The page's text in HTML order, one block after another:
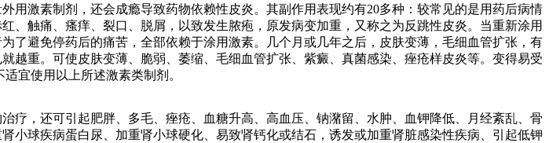
激素制剂，还会成瘾导致药物依赖性皮炎。其副作用表现约有20多种：较常见的是用药后病情
触痛、瘙痒、裂口、脱屑，以致发生脓疱，原发病变加重，又称之为反跳性皮炎。当重新涂用
了避免停药后的痛苦，全部依赖于涂用激素。几个月或几年之后，皮肤变薄，毛细血管扩张，有
越重。可使皮肤变薄、脆弱、萎缩、毛细血管扩张、紫癜、真菌感染、痤疮样皮炎等。变得易受
宜使用以上所述激素类制剂。
，还可引起肥胖、多毛、痤疮、血糖升高、高血压、钠潴留、水肿、血钾降低、月经紊乱、骨
小球疾病蛋白尿、加重肾小球硬化、易致肾钙化或结石，诱发或加重肾脏感染性疾病、引起低钾